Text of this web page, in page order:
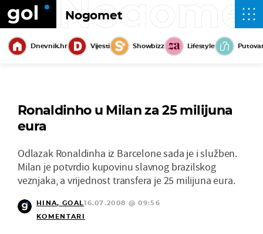
Nogomet
Dnevnik.hr Vijesti Showbizz Lifestyle
Ronaldinho u Milan za 25 milijuna
eura
Odlazak Ronaldinha iz Barcelone sada je i služben.
Milan je potvrdio kupovinu slavnog brazilskog
veznjaka, a vrijednost transfera je 25 milijuna eura.
HINA, GOAL16.07.2008 @ 09:56
KOMENTARI